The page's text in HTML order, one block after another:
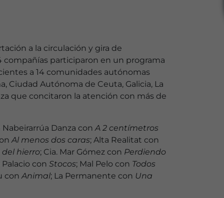
a la circulación y gira de
compañías participaron en un programa
a 14 comunidades autónomas
Ciudad Autónoma de Ceuta, Galicia, La
que concitaron la atención con más de
Danza conA 2 centímetros
Al menos dos caras; Alta Realitat con
del hierro; Cia. Mar Gómez con Perdiendo
con Stocos; Mal Pelo con Todos
conAnimal; La Permanente con Una